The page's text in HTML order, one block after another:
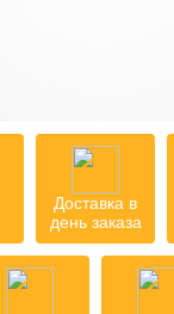
Доставка в
день заказа